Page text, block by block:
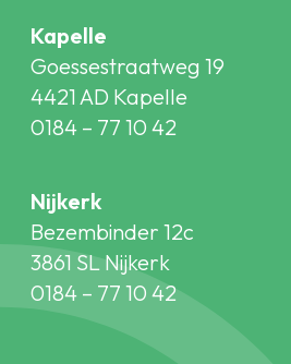
Kapelle
Goessestraatweg 19
4421 AD Kapelle
0184 – 77 10 42
Nijkerk
Bezembinder 12c
3861 SL Nijkerk
0184 – 77 10 42